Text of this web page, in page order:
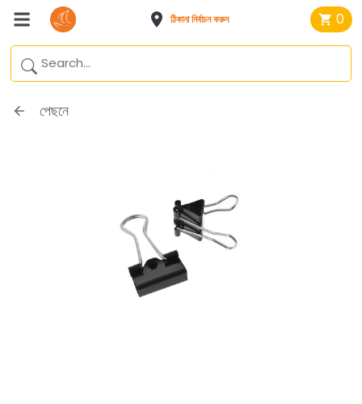
ঠিকানা নির্বাচন করুন 0
পেছনে